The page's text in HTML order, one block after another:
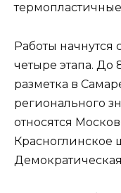
Работы начнутся
четыре этапа. До
разметка в
регионального
относятся
Красноглинское